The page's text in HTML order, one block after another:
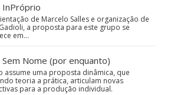
InPróprio
de Marcelo Salles e organização de
a proposta para este grupo se
em…
Nome (por enquanto)
assume uma proposta dinâmica, que
teoria a prática, articulam novas
para a produção individual.